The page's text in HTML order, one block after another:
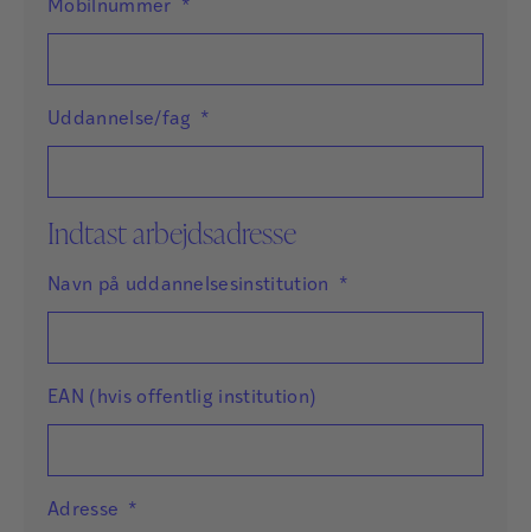
Mobilnummer *
Uddannelse/fag *
Indtast arbejdsadresse
Navn på uddannelsesinstitution *
EAN (hvis offentlig institution)
Adresse *